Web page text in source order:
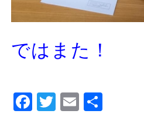
ではまた！
Facebook
Twitter
EmailShare